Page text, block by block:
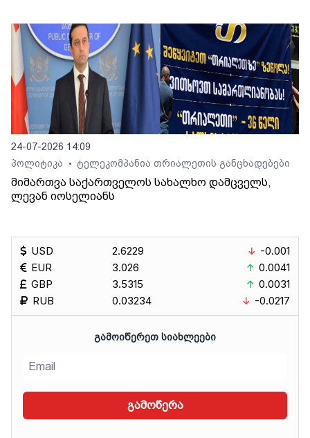
24-07-2026 14:09
პოლიტიკა
• ტელეკომპანია თრიალეთის განცხადებები
მიმართვა საქართველოს სახალხო დამცველს,
ლევან იოსელიანს
USD
EUR
GBP
RUB
2.6229
3.026
3.5315
0.03234
-0.001
0.0041
0.0031
-0.0217
ᲒᲐᲛᲝᲘᲬᲔᲠᲔᲗ ᲡᲘᲐᲮᲚᲔᲔᲑᲘ
გამოწერა